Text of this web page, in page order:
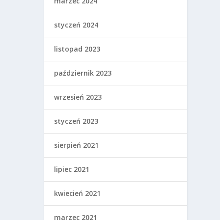
styczeń 2024
listopad 2023
październik 2023
wrzesień 2023
styczeń 2023
sierpień 2021
lipiec 2021
kwiecień 2021
marzec 2021